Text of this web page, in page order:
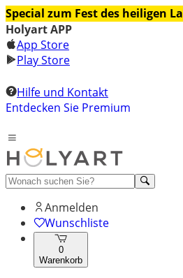
Special zum Fest des heiligen
Holyart APP
App Store
Play Store
Hilfe und Kontakt
Entdecken Sie Premium
Anmelden
Wunschliste
0
Warenkorb